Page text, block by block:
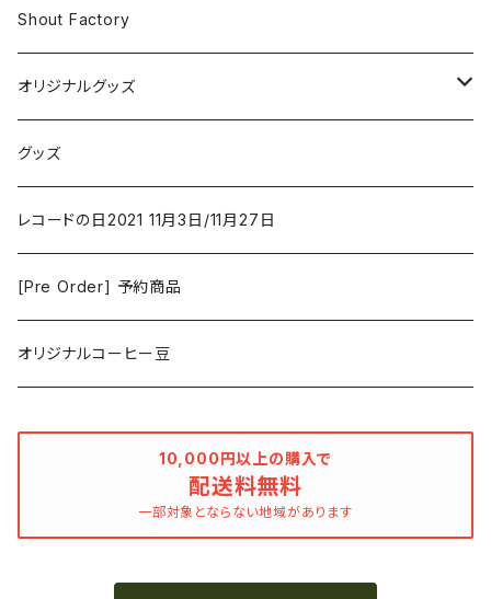
アクション/クライム
コメディ
ファンタジー/アドベンチャー
アニメーション
ゲーム
ミュージカル/音楽/ドキュメンタリー/コンピ
Iron and Wine
Hovvdy
Grouper
Bill Callahan
Phoebe Bridgers
Electronic & Ambient
New Order
Jazz
Shout Factory
オリジナルグッズ
コーヒー
洋服
グッズ
レコードの日2021 11月3日/11月27日
[Pre Order] 予約商品
オリジナルコーヒー豆
10,000円以上の購入で
配送料無料
一部対象とならない地域があります